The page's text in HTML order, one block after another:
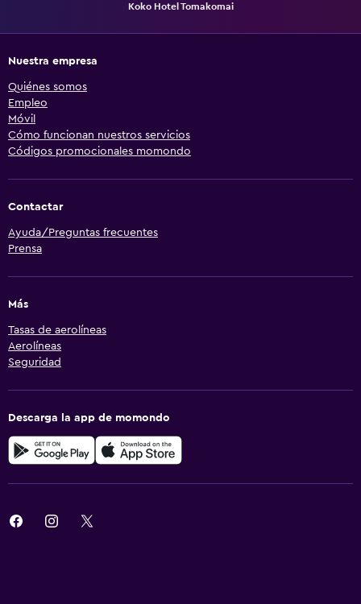
Koko Hotel Tomakomai
Nuestra empresa
Quiénes somos
Empleo
Móvil
Cómo funcionan nuestros servicios
Códigos promocionales momondo
Contactar
Ayuda/Preguntas frecuentes
Prensa
Más
Tasas de aerolíneas
Aerolíneas
Seguridad
Descarga la app de momondo